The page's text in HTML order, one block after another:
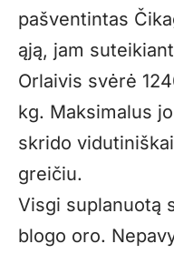
pašventintas
ąją, jam
Orlaivis svėrė
kg. Maksimalus
skrido
greičiu.
Visgi suplanuotą
blogo oro.